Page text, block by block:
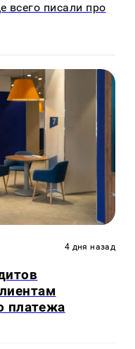
всего писали про
4 дня назад
платежа